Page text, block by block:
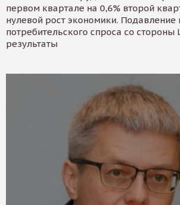
первом квартале на 0,6% второй
нулевой рост экономики. Подавление
потребительского спроса со
результаты